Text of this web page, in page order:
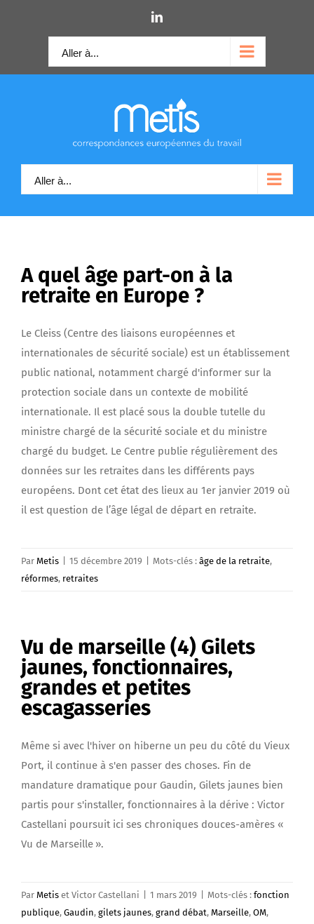
LinkedIn
Aller à...
Aller à...
A quel âge part-on à la
retraite en Europe ?
Le Cleiss (Centre des liaisons européennes et
internationales de sécurité sociale) est un établissement
public national, notamment chargé d'informer sur la
protection sociale dans un contexte de mobilité
internationale. Il est placé sous la double tutelle du
ministre chargé de la sécurité sociale et du ministre
chargé du budget. Le Centre publie régulièrement des
données sur les retraites dans les différents pays
européens. Dont cet état des lieux au 1er janvier 2019 où
il est question de l’âge légal de départ en retraite.
Par Metis 15 décembre 2019 Mots-clés : âge de la retraite,
réformes, retraites
Vu de marseille (4) Gilets
jaunes, fonctionnaires,
grandes et petites
escagasseries
Même si avec l'hiver on hiberne un peu du côté du Vieux
Port, il continue à s'en passer des choses. Fin de
mandature dramatique pour Gaudin, Gilets jaunes bien
partis pour s'installer, fonctionnaires à la dérive : Victor
Castellani poursuit ici ses chroniques douces-amères «
Vu de Marseille ».
Par Metis et Victor Castellani 1 mars 2019 Mots-clés : fonction
publique, Gaudin, gilets jaunes, grand débat, Marseille, OM,